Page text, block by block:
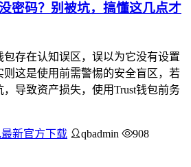
密码？别被坑，搞懂这几点才
包存在认知误区，误以为它没有设置
则这是使用前需警惕的安全盲区，若
导致资产损失，使用Trust钱包前务
最新官方下载 qbadmin
908